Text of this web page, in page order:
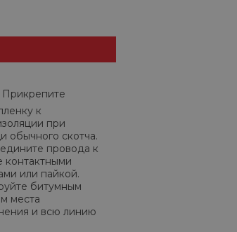
Прикрепите
к
при
обычного скотча.
провода к
контактными
или пайкой.
битумным
места
и всю линию